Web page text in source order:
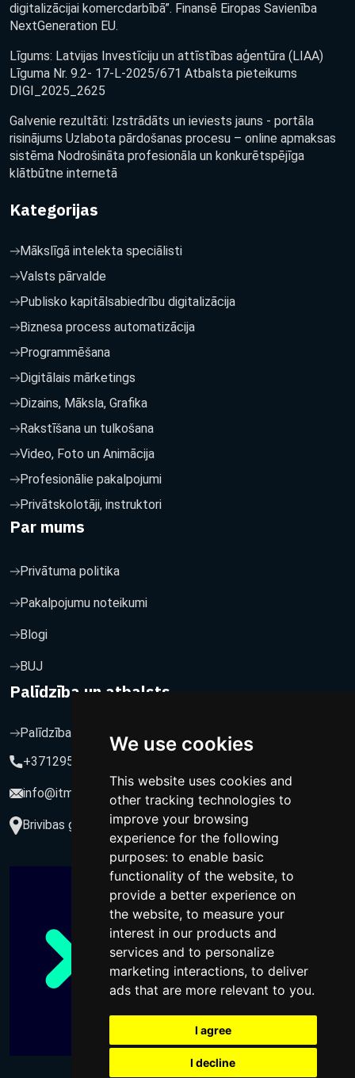
We use cookies
This website uses cookies and
other tracking technologies to
improve your browsing
experience for the following
purposes: to enable basic
functionality of the website, to
provide a better experience on
the website, to measure your
interest in our products and
services and to personalize
marketing interactions, to deliver
ads that are more relevant to you.
I agree
I decline
digitalizācijai komercdarbībā”. Finansē Eiropas Savienība
NextGeneration EU.
Līgums: Latvijas Investīciju un attīstības aģentūra (LIAA)
Līguma Nr. 9.2- 17-L-2025/671 Atbalsta pieteikums
DIGI_2025_2625
Galvenie rezultāti: Izstrādāts un ieviests jauns - portāla
risinājums Uzlabota pārdošanas procesu – online apmaksas
sistēma Nodrošināta profesionāla un konkurētspējīga
klātbūtne internetā
Kategorijas
Mākslīgā intelekta speciālisti
Valsts pārvalde
Publisko kapitālsabiedrību digitalizācija
Biznesa process automatizācija
Programmēšana
Digitālais mārketings
Dizains, Māksla, Grafika
Rakstīšana un tulkošana
Video, Foto un Animācija
Profesionālie pakalpojumi
Privātskolotāji, instruktori
Par mums
Privātuma politika
Pakalpojumu noteikumi
Blogi
BUJ
Palīdzība un atbalsts
Palīdzība un atbalsts
+37129564547
info@itmarketing.lv
Brivibas gatve 234-77, LV-1039, Riga, Latvia